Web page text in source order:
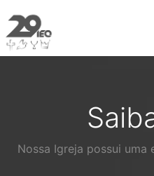
Nossa Igreja possui uma